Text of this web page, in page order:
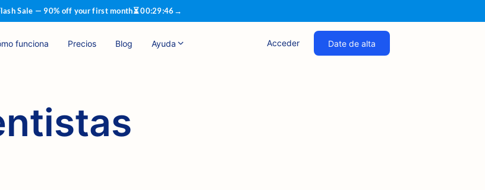
Sale — 90% off your first month⏳00:29:45 →
funciona Precios Blog Ayuda Acceder Date de alta